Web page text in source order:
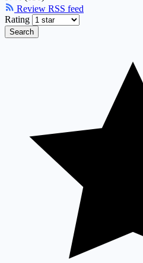
Review RSS feed
Rating
Search